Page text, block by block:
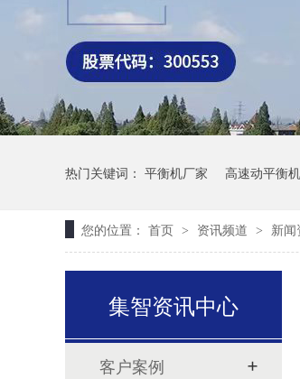
热门关键词： 平衡机厂家 高速动平衡机
您的位置： 首页 > 资讯频道 > 新
集智资讯中心
客户案例
航空立式动平衡机（HYLS-150）